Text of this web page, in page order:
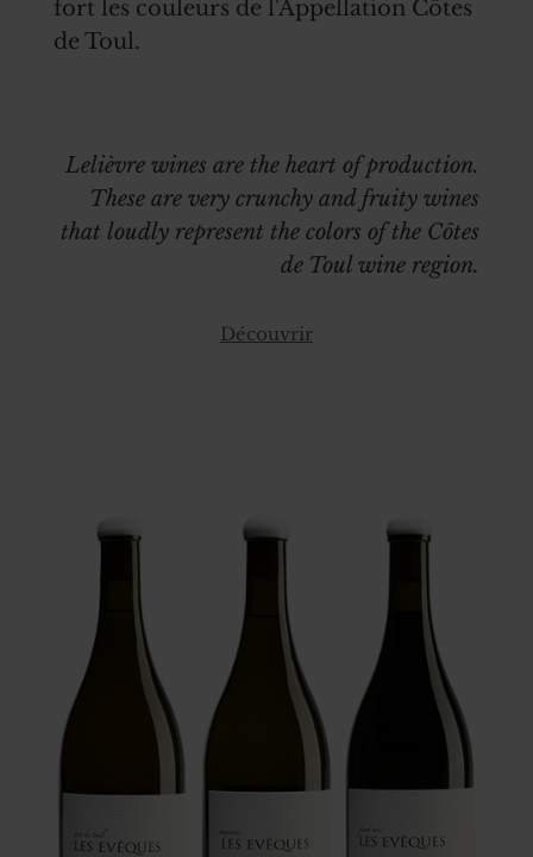
fort les couleurs de l'Appellation Côtes
de Toul.
Lelièvre wines are the heart of production.
These are very crunchy and fruity wines
that loudly represent the colors of the Côtes
de Toul wine region.
Découvrir